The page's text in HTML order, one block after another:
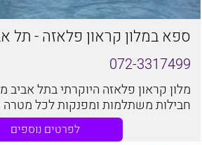
ספא במלון קראון פלאזה - תל
072-3317499
מלון קראון פלאזה היוקרתי בתל
חבילות משתלמות ומפנקות לכל מטרה
לפרטים נוספים